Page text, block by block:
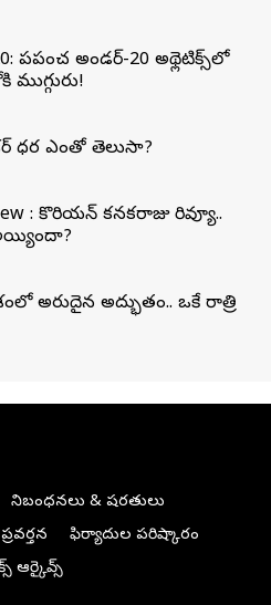
ప్రపంచ అండర్-20 అథ్లెటిక్స్‌లో
ధర ఎంతో తెలుసా?
: కొరియన్ కనకరాజు రివ్యూ..
అరుదైన అద్భుతం.. ఒకే రాత్రి
నిబంధనలు & షరతులు
ఫిర్యాదుల పరిష్కారం
ఆర్కైవ్స్